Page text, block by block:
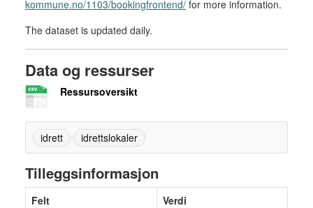
kommune.no/1103/bookingfrontend/ for more information.
The dataset is updated daily.
Data og ressurser
Ressursoversikt
idrett idrettslokaler
Tilleggsinformasjon
Felt
Verdi